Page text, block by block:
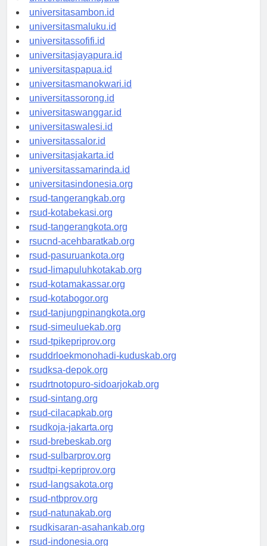
universitasmamuju.id
universitasambon.id
universitasmaluku.id
universitassofifi.id
universitasjayapura.id
universitaspapua.id
universitasmanokwari.id
universitassorong.id
universitaswanggar.id
universitaswalesi.id
universitassalor.id
universitasjakarta.id
universitassamarinda.id
universitasindonesia.org
rsud-tangerangkab.org
rsud-kotabekasi.org
rsud-tangerangkota.org
rsucnd-acehbaratkab.org
rsud-pasuruankota.org
rsud-limapuluhkotakab.org
rsud-kotamakassar.org
rsud-kotabogor.org
rsud-tanjungpinangkota.org
rsud-simeuluekab.org
rsud-tpikepriprov.org
rsuddrloekmonohadi-kuduskab.org
rsudksa-depok.org
rsudrtnotopuro-sidoarjokab.org
rsud-sintang.org
rsud-cilacapkab.org
rsudkoja-jakarta.org
rsud-brebeskab.org
rsud-sulbarprov.org
rsudtpi-kepriprov.org
rsud-langsakota.org
rsud-ntbprov.org
rsud-natunakab.org
rsudkisaran-asahankab.org